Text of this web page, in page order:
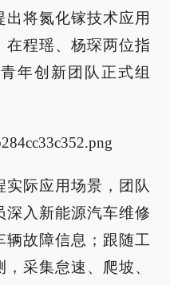
将氮化镓技术应用
在程瑶、杨琛两位指
年创新团队正式组
实际应用场景，团队
深入新能源汽车维修
辆故障信息；跟随工
采集怠速、爬坡、